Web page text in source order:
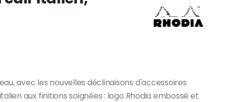
avec les nouvelles déclinaisons d'accessoires
aux finitions soignées : logo Rhodia embossé et